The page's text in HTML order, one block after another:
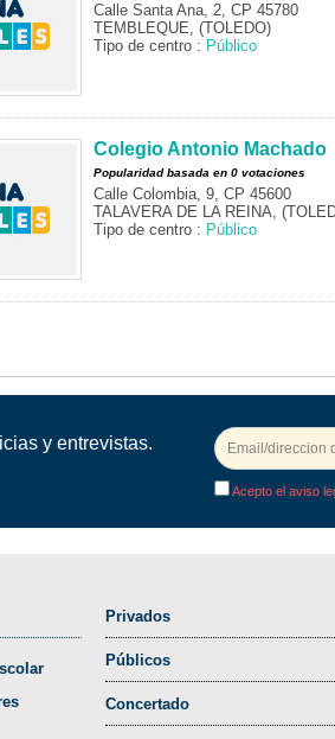
Calle Santa Ana, 2, CP 45780
TEMBLEQUE, (TOLEDO)
Tipo de centro : Público
Colegio Antonio Machado
Popularidad basada en 0 votaciones
Calle Colombia, 9, CP 45600
TALAVERA DE LA REINA,
Tipo de centro : Público
y entrevistas.
Acepto el aviso
Privados
Públicos
Concertado